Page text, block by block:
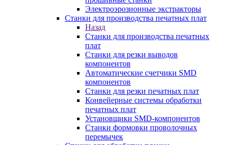
Электроэрозионные экстракторы
Станки для производства печатных плат
Назад
Станки для производства печатных
плат
Станки для резки выводов
компонентов
Автоматические счетчики SMD
компонентов
Станки для резки печатных плат
Конвейерные системы обработки
печатных плат
Установщики SMD-компонентов
Станки формовки проволочных
перемычек